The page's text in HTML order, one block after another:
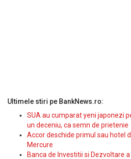
Ultimele stiri pe BankNews.ro:
SUA au cumparat yeni japonezi
un deceniu, ca semn de prietenie
Accor deschide primul sau hotel
Mercure
Banca de Investitii si Dezvoltare